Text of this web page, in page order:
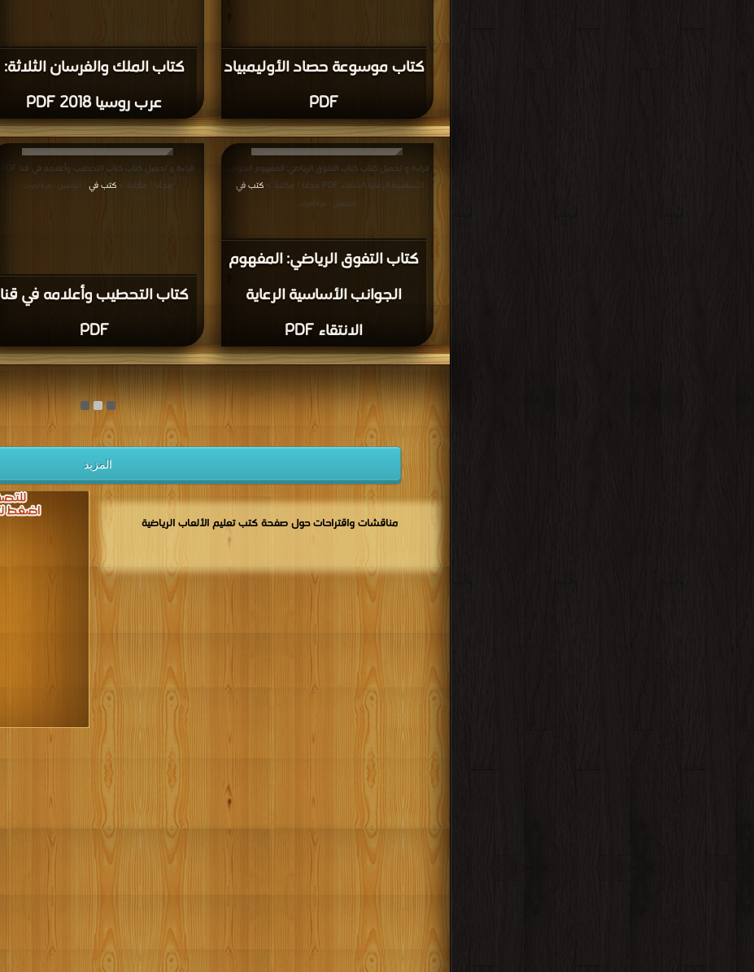
كتاب الملك والفرسان الثلاثة:
عرب روسيا 2018 PDF
كتاب موسوعة حصاد الأوليمبياد
PDF
كتاب التحطيب وأعلامه في قنا
PDF
قراءة و تحميل كتاب كتاب التحطيب وأعلامه في قنا PDF
مجانا | مكتبة >كتب في | التحميل : مرة/مرات
كتاب التفوق الرياضي: المفهوم
الجوانب الأساسية الرعاية
الانتقاء PDF
قراءة و تحميل كتاب كتاب التفوق الرياضي: المفهوم الجوانب
الأساسية الرعاية الانتقاء PDF مجانا | مكتبة >
كتب في
التحميل : مرة/مرات
المزيد
مناقشات واقتراحات حول صفحة كتب تعليم الألعاب الرياضية